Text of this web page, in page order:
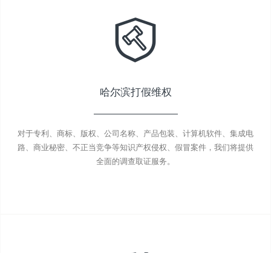
哈尔滨打假维权
对于专利、商标、版权、公司名称、产品包装、计算机软件、集成电
路、商业秘密、不正当竞争等知识产权侵权、假冒案件，我们将提供
全面的调查取证服务。